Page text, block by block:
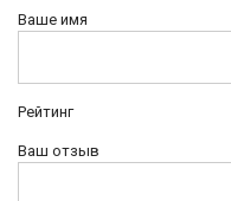
Ваше имя
Рейтинг
Ваш отзыв